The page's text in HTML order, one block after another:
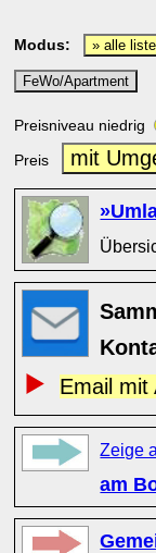
Modus: » alle
FeWo/Apartment
Preisniveau niedrig
Preis
mit
Email mit
Zeige
am